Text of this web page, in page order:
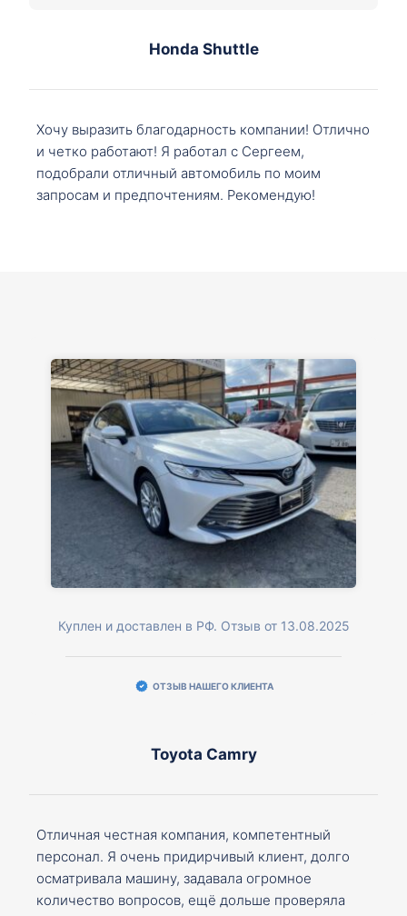
Honda Shuttle
Хочу выразить благодарность компании! Отлично
и четко работают! Я работал с Сергеем,
подобрали отличный автомобиль по моим
запросам и предпочтениям. Рекомендую!
Куплен и доставлен в РФ. Отзыв от 13.08.2025
ОТЗЫВ НАШЕГО КЛИЕНТА
Toyota Camry
Отличная честная компания, компетентный
персонал. Я очень придирчивый клиент, долго
осматривала машину, задавала огромное
количество вопросов, ещё дольше проверяла